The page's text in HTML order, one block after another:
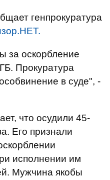
генпрокуратура
за оскорбление
Прокуратура
в суде", -
что осудили 45-
Его признали
исполнении им
Мужчина якобы